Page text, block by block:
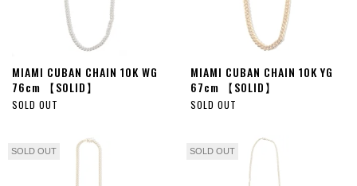
MIAMI CUBAN CHAIN 10K WG
76cm 【SOLID】
SOLD OUT
MIAMI CUBAN CHAIN 10K YG
67cm 【SOLID】
SOLD OUT
SOLD OUT SOLD OUT